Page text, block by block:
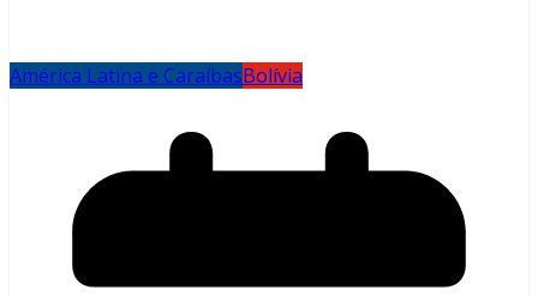
América Latina e CaraíbasBolívia